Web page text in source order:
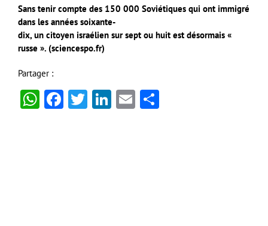
Sans tenir compte des 150 000 Soviétiques qui ont immigré
dans les années soixante-
dix, un citoyen israélien sur sept ou huit est désormais «
russe ». (sciencespo.fr)
Partager :
WhatsApp
Facebook
Twitter
LinkedIn
Email